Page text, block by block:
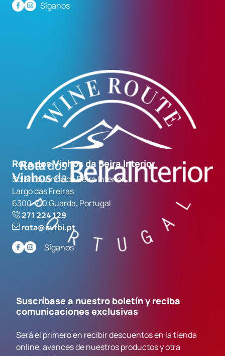
Síganos
Rota dos Vinhos da Beira Interior
Solar do Vinho da Beira Interior
Largo das Freiras
6300-710 Guarda, Portugal
271 224 129
rota@cvrbi.pt
Síganos
Suscríbase a nuestro boletín y reciba
comunicaciones exclusivas
Será el primero en recibir descuentos en la tienda
online, avances de nuestros productos y otra